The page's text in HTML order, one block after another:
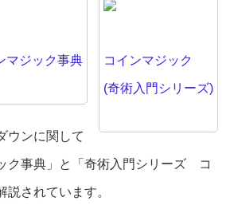
コインマジック
(奇術入門シリーズ)
マジック事典
ウンに関して
ク事典」と「奇術入門シリーズ コ
説されています。